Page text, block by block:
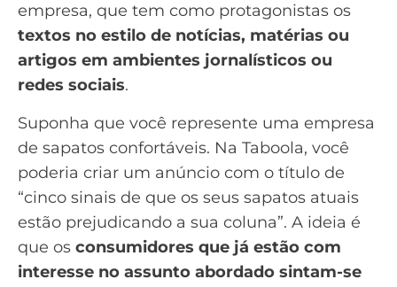
empresa, que tem como protagonistas os
textos no estilo de notícias, matérias ou
artigos em ambientes jornalísticos ou
redes sociais.
Suponha que você represente uma empresa
de sapatos confortáveis. Na Taboola, você
poderia criar um anúncio com o título de
“cinco sinais de que os seus sapatos atuais
estão prejudicando a sua coluna”. A ideia é
que os consumidores que já estão com
interesse no assunto abordado sintam-se